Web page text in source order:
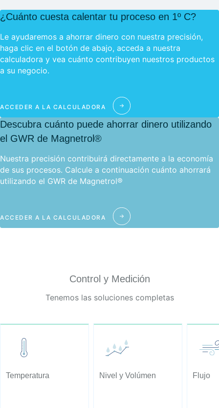
¿Cuánto cuesta calentar tu proceso en 1º C?
Le ayudaremos a ahorrar dinero con nuestra precisión,
haga clic en el botón de abajo, acceda a nuestra
calculadora y vea cuánto contribuyen nuestros productos
a su negocio.
ACCEDER A LA CALCULADORA
Descubra cuánto puede ahorrar dinero utilizando
el GWR de Magnetrol®
Nuestra precisión contribuirá directamente a la economía
de sus procesos. Calcule a continuación cuánto ahorrará
utilizando el GWR de Magnetrol®
ACCEDER A LA CALCULADORA
Control y Medición
Tenemos las soluciones completas
Temperatura Nivel y Volúmen Flujo